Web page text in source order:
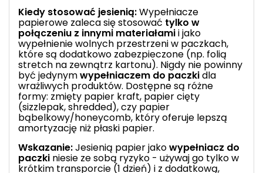
Kiedy stosować jesienią:Wypełniacze
papierowe zaleca się stosować tylko w
połączeniu z innymi materiałamii jako
wypełnienie wolnych przestrzeni w paczkach,
które są dodatkowo zabezpieczone (np. folią
stretch na zewnątrz kartonu). Nigdy nie powinny
być jedynymwypełniaczem do paczkidla
wrażliwych produktów. Dostępne są różne
formy: zmięty papier kraft, papier cięty
(sizzlepak, shredded), czy papier
bąbelkowy/honeycomb, który oferuje lepszą
amortyzację niż płaski papier.
Wskazanie:Jesienią papier jakowypełniacz do
paczki niesie ze sobą ryzyko - używaj go tylko w
krótkim transporcie (1 dzień) i z dodatkową,